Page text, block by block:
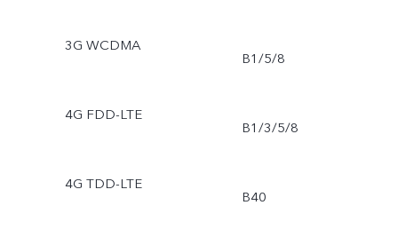
3G WCDMA
B1/5/8
4G FDD-LTE
B1/3/5/8
4G TDD-LTE
B40